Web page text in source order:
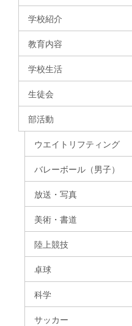
学校紹介
教育内容
学校生活
生徒会
部活動
ウエイトリフティング
バレーボール（男子）
放送・写真
美術・書道
陸上競技
卓球
科学
サッカー